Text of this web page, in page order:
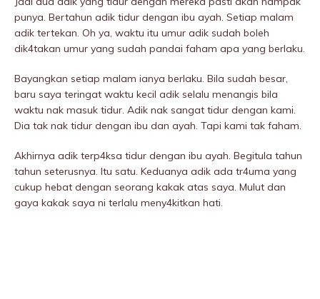
punya. Bertahun adik tidur dengan ibu ayah. Setiap malam
adik tertekan. Oh ya, waktu itu umur adik sudah boleh
dik4takan umur yang sudah pandai faham apa yang berlaku.
Bayangkan setiap malam ianya berlaku. Bila sudah besar,
baru saya teringat waktu kecil adik selalu menangis bila
waktu nak masuk tidur. Adik nak sangat tidur dengan kami.
Dia tak nak tidur dengan ibu dan ayah. Tapi kami tak faham.
Akhirnya adik terp4ksa tidur dengan ibu ayah. Begitula tahun
tahun seterusnya. Itu satu. Keduanya adik ada tr4uma yang
cukup hebat dengan seorang kakak atas saya. Mulut dan
gaya kakak saya ni terlalu meny4kitkan hati.